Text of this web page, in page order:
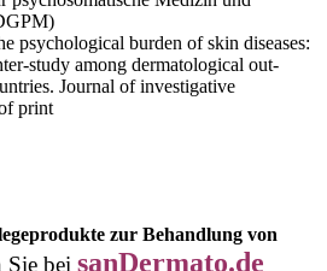
psychological burden of skin diseases:
study among dermatological out-
Journal of investigative
print
zur Behandlung von
Sie bei sanDermato.de